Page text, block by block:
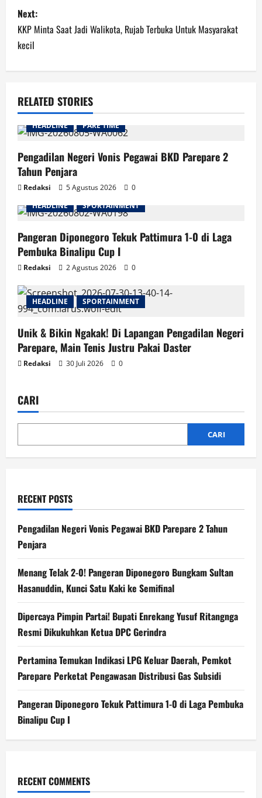
Next:
KKP Minta Saat Jadi Walikota, Rujab Terbuka Untuk Masyarakat
kecil
RELATED STORIES
HEADLINE PARE TIME
Pengadilan Negeri Vonis Pegawai BKD Parepare 2
Tahun Penjara
Redaksi 5 Agustus 2026
0
HEADLINE
SPORTAINMENT
Pangeran Diponegoro Tekuk Pattimura 1-0 di Laga
Pembuka Binalipu Cup I
Redaksi 2 Agustus 2026 0
HEADLINE SPORTAINMENT
Unik & Bikin Ngakak! Di Lapangan Pengadilan Negeri
Parepare, Main Tenis Justru Pakai Daster
Redaksi 30 Juli 2026 0
CARI
CARI
RECENT POSTS
Pengadilan Negeri Vonis Pegawai BKD Parepare 2 Tahun
Penjara
Menang Telak 2-0! Pangeran Diponegoro Bungkam Sultan
Hasanuddin, Kunci Satu Kaki ke Semifinal
Dipercaya Pimpin Partai! Bupati Enrekang Yusuf Ritangnga
Resmi Dikukuhkan Ketua DPC Gerindra
Pertamina Temukan Indikasi LPG Keluar Daerah, Pemkot
Parepare Perketat Pengawasan Distribusi Gas Subsidi
Pangeran Diponegoro Tekuk Pattimura 1-0 di Laga Pembuka
Binalipu Cup I
RECENT COMMENTS